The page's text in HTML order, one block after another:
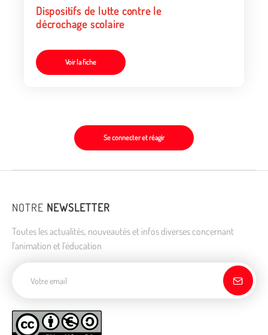
Dispositifs de lutte contre le
décrochage scolaire
Voir la fiche
Se connecter et réagir
NOTRE NEWSLETTER
Toutes les actualités, nouveautés et infos diverses concernant
l'animation et l'éducation